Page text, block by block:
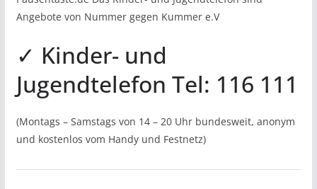
Angebote von Nummer gegen Kummer e.V
✓ Kinder- und
Jugendtelefon Tel: 116 111
(Montags – Samstags von 14 – 20 Uhr bundesweit, anonym
und kostenlos vom Handy und Festnetz)